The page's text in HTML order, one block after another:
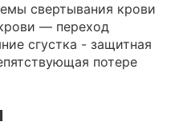
свертывания крови
— переход
сгустка - защитная
потере